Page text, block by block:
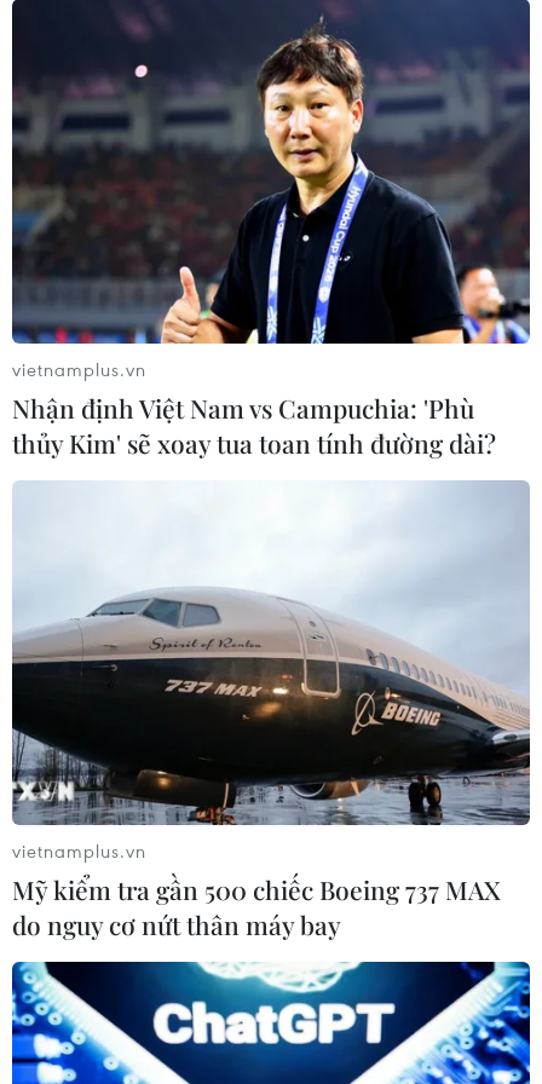
vietnamplus.vn
Nhận định Việt Nam vs Campuchia: 'Phù
thủy Kim' sẽ xoay tua toan tính đường dài?
vietnamplus.vn
Mỹ kiểm tra gần 500 chiếc Boeing 737 MAX
do nguy cơ nứt thân máy bay